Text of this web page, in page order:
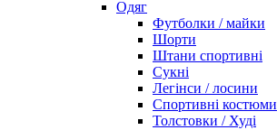
Одяг
Футболки / майки
Шорти
Штани спортивні
Сукні
Легінси / лосини
Спортивні костюми
Толстовки / Худі